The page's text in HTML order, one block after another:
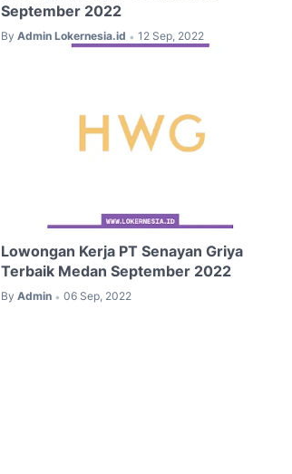
September 2022
By Admin Lokernesia.id • 12 Sep, 2022
Lowongan Kerja PT Senayan Griya
Terbaik Medan September 2022
By Admin • 06 Sep, 2022